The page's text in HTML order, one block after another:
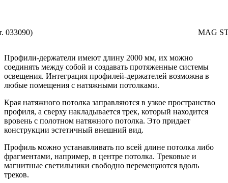
033090) MAG
Профили-держатели имеют длину 2000 мм, их можно
соединять между собой и создавать протяженные системы
освещения. Интеграция профилей-держателей возможна в
любые помещения с натяжными потолками.
Края натяжного потолка заправляются в узкое пространство
профиля, а сверху накладывается трек, который находится
вровень с полотном натяжного потолка. Это придает
конструкции эстетичный внешний вид.
Профиль можно устанавливать по всей длине потолка либо
фрагментами, например, в центре потолка. Трековые и
магнитные светильники свободно перемещаются вдоль
треков.